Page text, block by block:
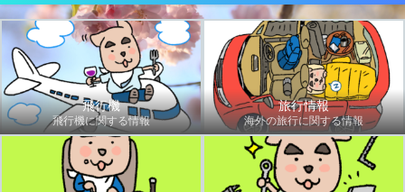
飛行機
飛行機に関する情報
旅行情報
海外の旅行に関する情報